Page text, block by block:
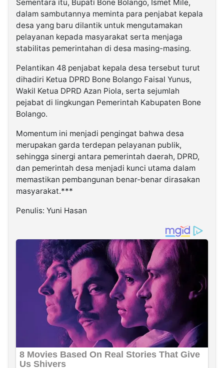
Sementara itu, Bupati Bone Bolango, Ismet Mile,
dalam sambutannya meminta para penjabat kepala
desa yang baru dilantik untuk mengutamakan
pelayanan kepada masyarakat serta menjaga
stabilitas pemerintahan di desa masing-masing.
Pelantikan 48 penjabat kepala desa tersebut turut
dihadiri Ketua DPRD Bone Bolango Faisal Yunus,
Wakil Ketua DPRD Azan Piola, serta sejumlah
pejabat di lingkungan Pemerintah Kabupaten Bone
Bolango.
Momentum ini menjadi pengingat bahwa desa
merupakan garda terdepan pelayanan publik,
sehingga sinergi antara pemerintah daerah, DPRD,
dan pemerintah desa menjadi kunci utama dalam
memastikan pembangunan benar-benar dirasakan
masyarakat.***
Penulis: Yuni Hasan